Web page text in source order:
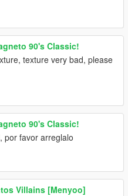
90's Classic!
texture very bad, please
90's Classic!
por favor arreglalo
Villains [Menyoo]